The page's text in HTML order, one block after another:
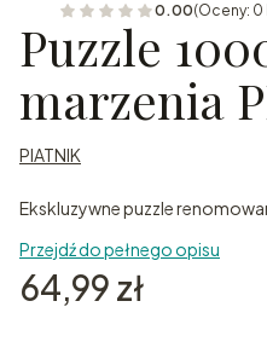
0.00(Oceny: 0
Puzzle
marzenia
PIATNIK
Ekskluzywne puzzle
Przejdź do pełnego opisu
Cena
64,99 zł